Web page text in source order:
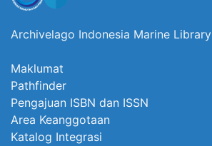
Archivelago Indonesia Marine Library
Maklumat
Pathfinder
Pengajuan ISBN dan ISSN
Area Keanggotaan
Katalog Integrasi